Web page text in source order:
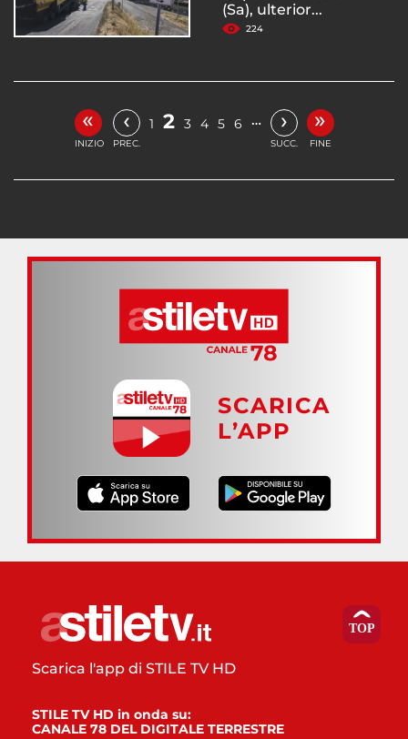
(Sa), ulterior...
224
«
INIZIO
‹
PREC.
1 2 3 4 5 6 … ›
SUCC.
»
FINE
SCARICA
L’APP
Scarica l'app di STILE TV HD
STILE TV HD in onda su:
CANALE 78 DEL DIGITALE TERRESTRE